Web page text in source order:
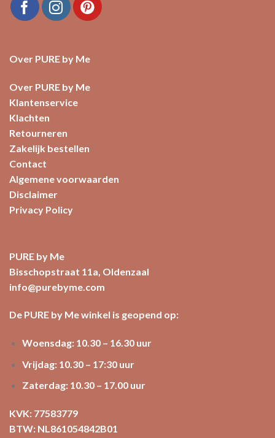
Over PURE by Me
Over PURE by Me
Klantenservice
Klachten
Retourneren
Zakelijk bestellen
Contact
Algemene voorwaarden
Disclaimer
Privacy Policy
PURE by Me
Bisschopstraat 11a, Oldenzaal
info@purebyme.com
De PURE by Me winkel is geopend op:
Woensdag: 10.30 – 16.30 uur
Vrijdag: 10.30 – 17:30 uur
Zaterdag: 10.30 – 17.00 uur
KVK: 77583779
BTW: NL861054842B01